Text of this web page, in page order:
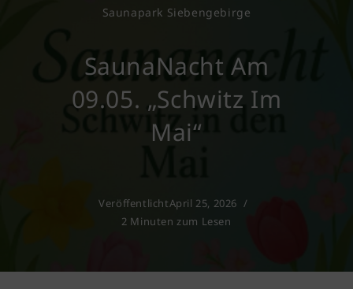
Saunapark Siebengebirge
SaunaNacht Am
09.05. „Schwitz Im
Mai“
VeröffentlichtApril 25, 2026
2 Minuten zum Lesen